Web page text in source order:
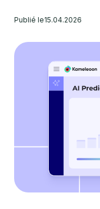
Publié le15.04.2026